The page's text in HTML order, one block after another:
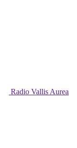
Radio Vallis Aurea